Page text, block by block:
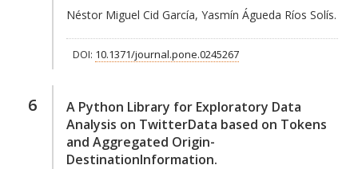
Néstor Miguel Cid García, Yasmín Águeda Ríos Solís.
DOI: 10.1371/journal.pone.0245267
6
A Python Library for Exploratory Data
Analysis on TwitterData based on Tokens
and Aggregated Origin-
DestinationInformation.